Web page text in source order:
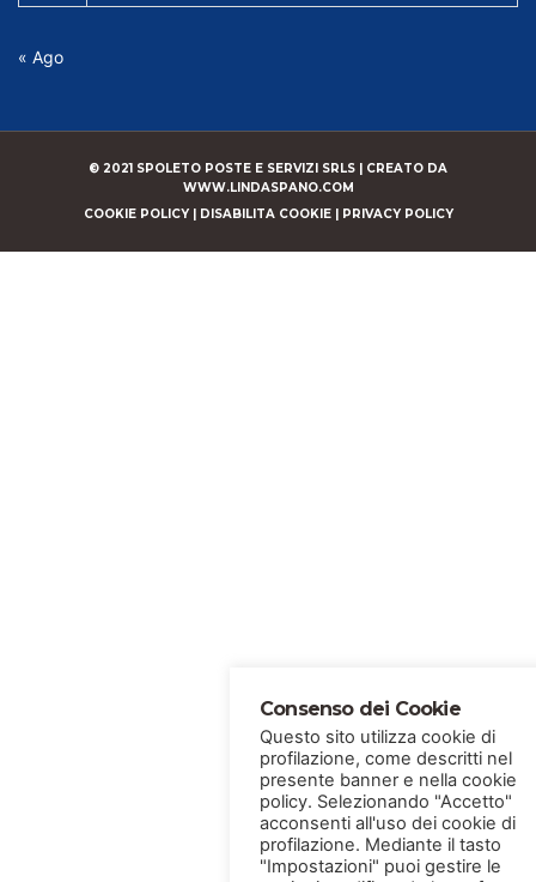
« Ago
© 2021 SPOLETO POSTE E SERVIZI SRLS | CREATO DA
WWW.LINDASPANO.COM
COOKIE POLICY| DISABILITA COOKIE| PRIVACY POLICY
Consenso dei Cookie
Questo sito utilizza cookie di
profilazione, come descritti nel
presente banner e nella cookie
policy. Selezionando "Accetto"
acconsenti all'uso dei cookie di
profilazione. Mediante il tasto
"Impostazioni" puoi gestire le